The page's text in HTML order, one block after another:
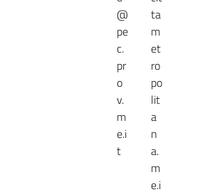
@
pe
c.
pr
o
v.
m
e.i
t
ta
m
et
ro
po
lit
a
n
a.
m
e.i